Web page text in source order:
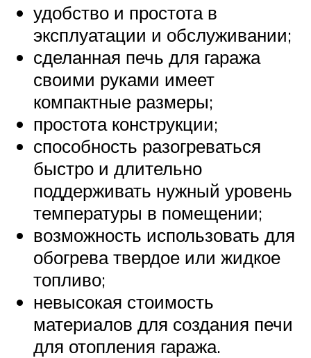
удобство и простота в
эксплуатации и обслуживании;
сделанная печь для гаража
своими руками имеет
компактные размеры;
простота конструкции;
способность разогреваться
быстро и длительно
поддерживать нужный уровень
температуры в помещении;
возможность использовать для
обогрева твердое или жидкое
топливо;
невысокая стоимость
материалов для создания печи
для отопления гаража.